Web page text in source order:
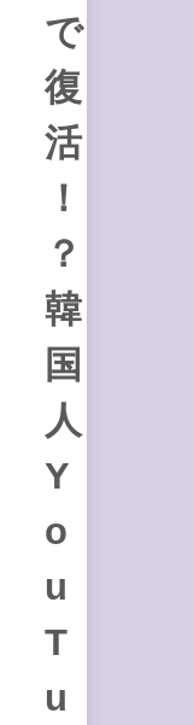
で
復
活
！
？
韓
国
人
Y
o
u
T
u